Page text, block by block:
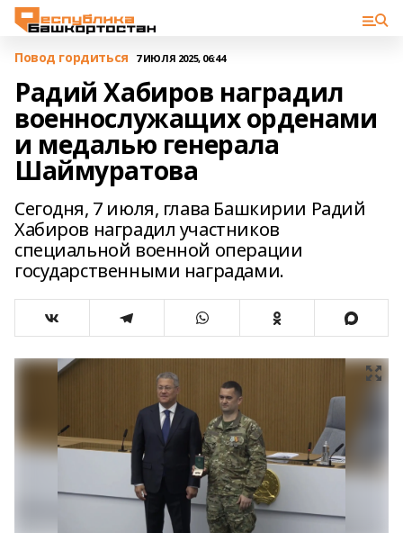
Повод гордиться 7 ИЮЛЯ 2025, 06:44
Радий Хабиров наградил
военнослужащих орденами
и медалью генерала
Шаймуратова
Сегодня, 7 июля, глава Башкирии Радий
Хабиров наградил участников
специальной военной операции
государственными наградами.